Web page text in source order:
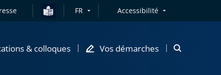
FR Accessibilité
& colloques Vos démarches
Ouvrir